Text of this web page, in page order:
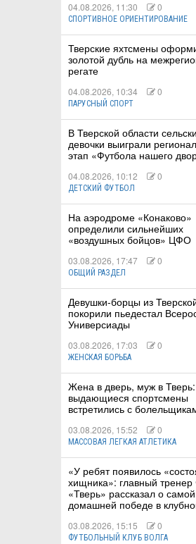
04.08.2026, 11:30 0
СПОРТИВНОЕ ОРИЕНТИРОВАНИЕ
Тверские яхтсмены
золотой дубль на
регате
04.08.2026, 10:34 0
ПАРУСНЫЙ СПОРТ
В Тверской области
девочки выиграли
этап «Футбола нашего
04.08.2026, 10:12 0
ДЕТСКИЙ ФУТБОЛ
На аэродроме «Конаково»
определили сильнейших
«воздушных бойцов» ЦФО
03.08.2026, 17:47 0
ОБЩИЙ РАЗДЕЛ
Девушки-борцы из
покорили пьедестал
Универсиады
03.08.2026, 17:03 0
ЖЕНСКАЯ БОРЬБА
Жена в дверь, муж в Тверь:
выдающиеся спортсмены
встретились с
03.08.2026, 15:52 0
МАССОВАЯ ЛЕГКАЯ АТЛЕТИКА
«У ребят появилось
хищника»: главный
«Тверь» рассказал о
домашней победе в
03.08.2026, 15:15 0
ФУТБОЛЬНЫЙ КЛУБ ВОЛГА